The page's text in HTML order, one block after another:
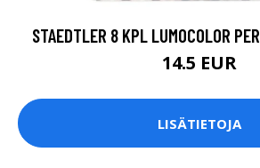
STAEDTLER 8 KPL LUMOCOLOR
14.5 EUR
LISÄTIETOJA